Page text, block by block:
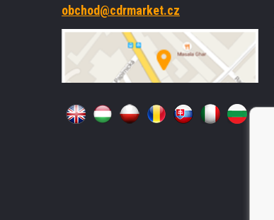
obchod@cdrmarket.cz